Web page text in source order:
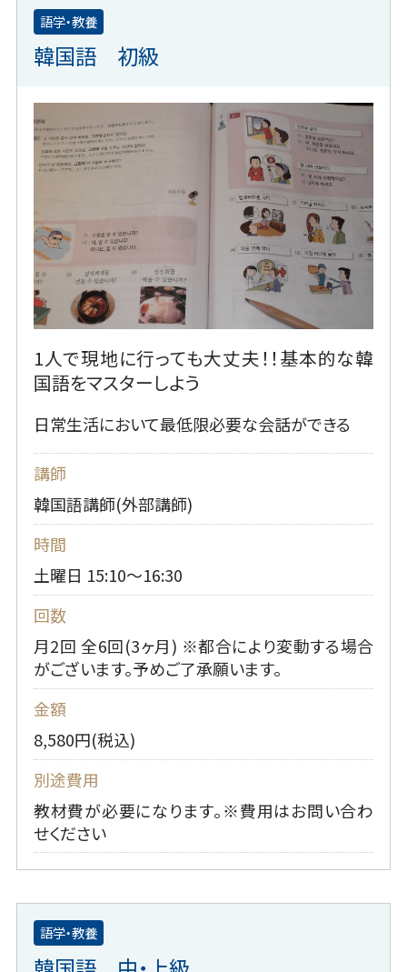
韓国語 初級
語学・教養
1人で現地に行っても大丈夫！！基本的な韓
国語をマスターしよう
日常生活において最低限必要な会話ができる
講師
韓国語講師(外部講師)
時間
土曜日 15:10～16:30
回数
月2回 全6回(3ヶ月) ※都合により変動する場合
がございます。予めご了承願います。
金額
8,580円(税込)
別途費用
教材費が必要になります。※費用はお問い合わ
せください
語学・教養